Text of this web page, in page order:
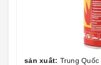
sản xuất: Trung Quốc